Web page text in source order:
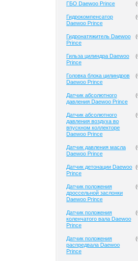
ГБО Daewoo Prince (
Гидрокомпенсатор
Daewoo Prince
(
Гидронатяжитель Daewoo
Prince
(
Гильза цилиндра Daewoo
Prince
(
Головка блока цилиндров
Daewoo Prince
(
Датчик абсолютного
давления Daewoo Prince
(
Датчик абсолютного
давления воздуха во
впускном коллекторе
Daewoo Prince
(
Датчик давления масла
Daewoo Prince
(
Датчик детонации Daewoo
Prince
(
Датчик положения
дроссельной заслонки
Daewoo Prince
(
Датчик положения
коленчатого вала Daewoo
Prince
(
Датчик положения
распредвала Daewoo
Prince
(